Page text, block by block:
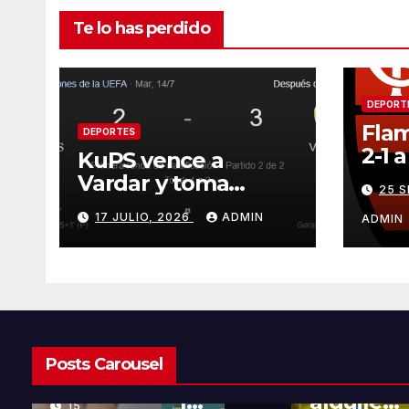
Te lo has perdido
DEPORTES
KuPS vence a
Vardar y toma
ventaja en la
Champions League
17 JULIO, 2026 ADMIN
2-1
Gol
25
ADMIN
Posts Carousel
TECNOLOGÍA
NEGOCIOS
Tratami
entos
15
CULTURA
Financia
l
El
alquiler